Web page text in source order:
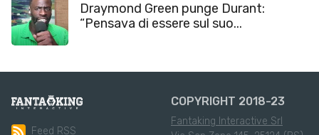
Draymond Green punge Durant:
“Pensava di essere sul suo...
Feed RSS
COPYRIGHT 2018-23
Fantaking Interactive Srl